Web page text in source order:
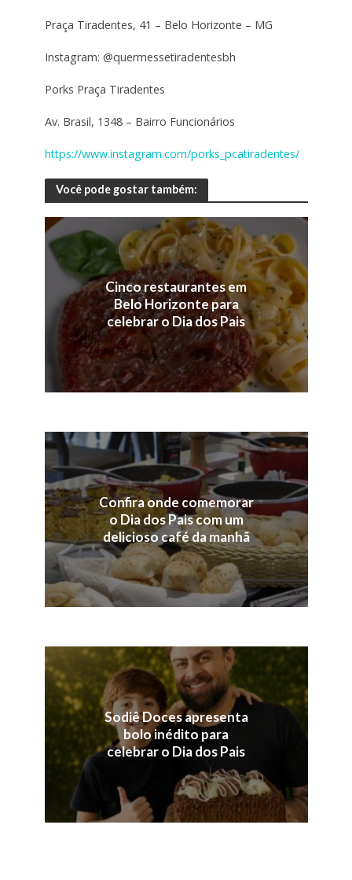
Praça Tiradentes, 41 – Belo Horizonte – MG
Instagram: @quermessetiradentesbh
Porks Praça Tiradentes
Av. Brasil, 1348 – Bairro Funcionários
https://www.instagram.com/porks_pcatiradentes/
Você pode gostar também:
Cinco restaurantes em
Belo Horizonte para
celebrar o Dia dos Pais
Confira onde comemorar
o Dia dos Pais com um
delicioso café da manhã
Sodiê Doces apresenta
bolo inédito para
celebrar o Dia dos Pais